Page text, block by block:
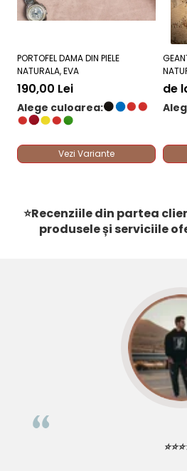
PROFIL FLUID FĂRĂ FERMOARE:
sistemelor metalice elimină
telefonului sau agățare a
finisate neted pentru o
protecția buzunarelor.
REȚINERE SIGURĂ PRIN PRESIUNE:
interiorului din piele ține
prevenind alunecarea
PORTOFEL DAMA DIN PIELE
NATURALA, EVA
190,00 Lei
Alege culoarea:
Vezi Variante
de
⭐Recenziile din partea
produsele și serviciile
⭐⭐⭐⭐⭐